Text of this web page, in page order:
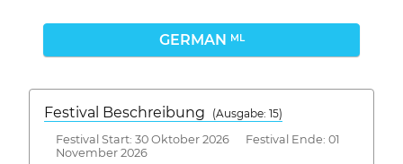
GERMAN ML
Festival Beschreibung
(Ausgabe: 15)
Festival Start: 30 Oktober 2026 Festival Ende: 01
November 2026